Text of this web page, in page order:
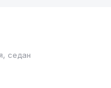
седан